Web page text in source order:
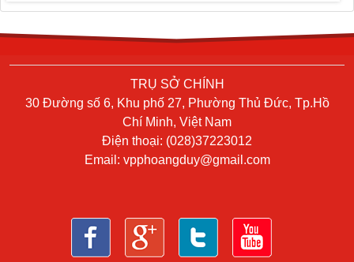
TRỤ SỞ CHÍNH
30 Đường số 6, Khu phố 27, Phường Thủ Đức, Tp.Hồ
Chí Minh, Việt Nam
Điện thoại: (028)37223012
Email: vpphoangduy@gmail.com